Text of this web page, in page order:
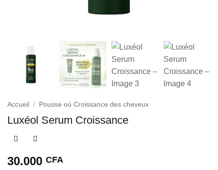
Accueil / Pousse où Croissance des cheveux
Luxéol Serum Croissance
30.000 CFA